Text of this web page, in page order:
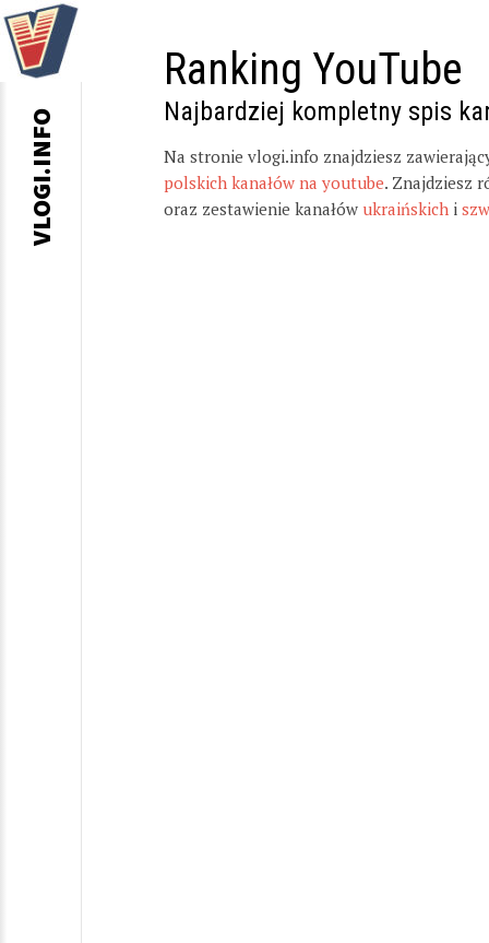
Ranking YouTube
Najbardziej kompletny spis
Na stronie vlogi.info znajdziesz
polskich kanałów na youtube. Znajdziesz
oraz zestawienie kanałów ukraińskich i
VLOGI.INFO